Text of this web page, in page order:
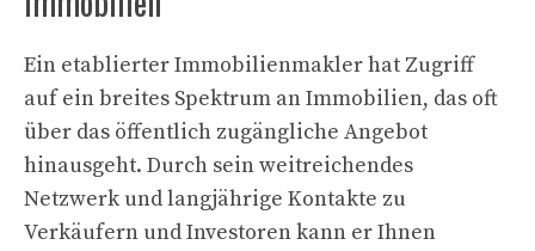
Ein etablierter Immobilienmakler hat Zugriff
auf ein breites Spektrum an Immobilien, das oft
über das öffentlich zugängliche Angebot
hinausgeht. Durch sein weitreichendes
Netzwerk und langjährige Kontakte zu
Verkäufern und Investoren kann er Ihnen